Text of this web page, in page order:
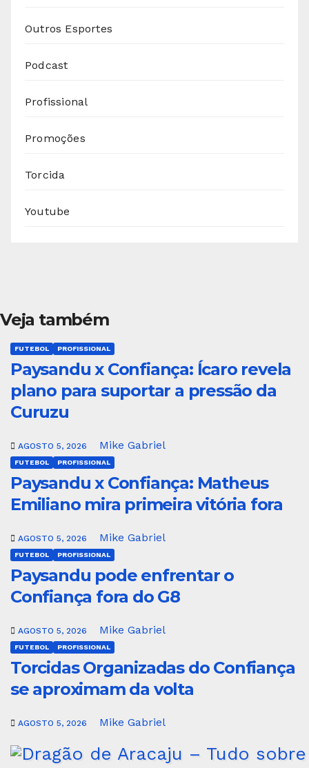
Outros Esportes
Podcast
Profissional
Promoções
Torcida
Youtube
Veja também
FUTEBOL PROFISSIONAL
Paysandu x Confiança: Ícaro revela
plano para suportar a pressão da
Curuzu
AGOSTO 5, 2026 Mike Gabriel
FUTEBOL PROFISSIONAL
Paysandu x Confiança: Matheus
Emiliano mira primeira vitória fora
AGOSTO 5, 2026 Mike Gabriel
FUTEBOL PROFISSIONAL
Paysandu pode enfrentar o
Confiança fora do G8
AGOSTO 5, 2026 Mike Gabriel
FUTEBOL PROFISSIONAL
Torcidas Organizadas do Confiança
se aproximam da volta
AGOSTO 5, 2026 Mike Gabriel